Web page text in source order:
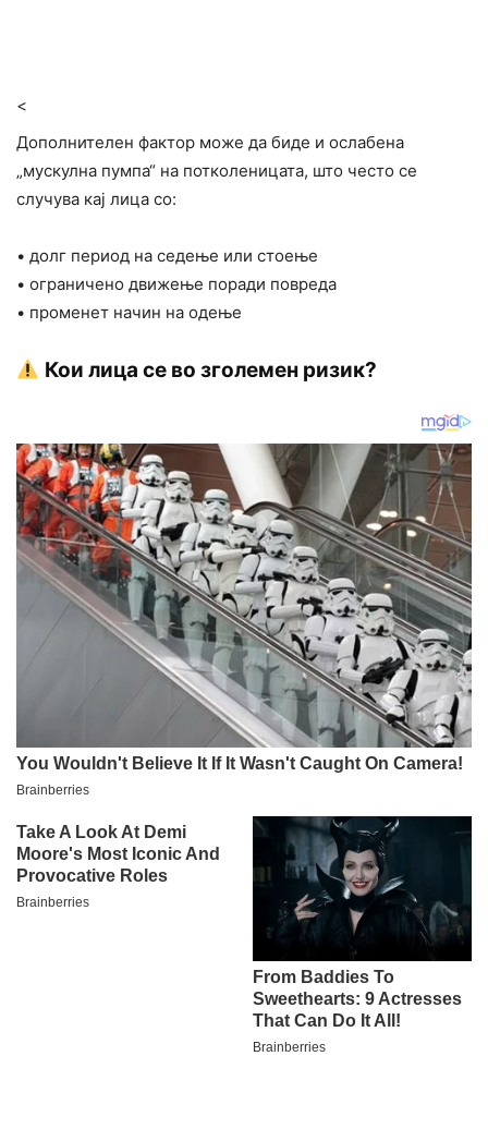
<
Дополнителен фактор може да биде и ослабена
„мускулна пумпа“ на потколеницата, што често се
случува кај лица со:
• долг период на седење или стоење
• ограничено движење поради повреда
• променет начин на одење
Кои лица се во зголемен ризик?